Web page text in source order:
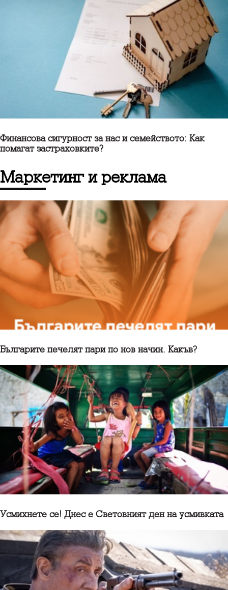
Финансова сигурност за нас и семейството: Как
помагат застраховките?
маркетинг и реклама
Българите печелят пари по нов начин. Какъв?
Усмихнете се! Днес е Световният ден на усмивката